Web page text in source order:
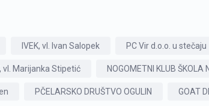
IVEK, vl. Ivan Salopek PC Vir d.o.o. u stečaju
vl. Marijanka Stipetić NOGOMETNI KLUB ŠKOLA
PČELARSKO DRUŠTVO OGULIN GOAT